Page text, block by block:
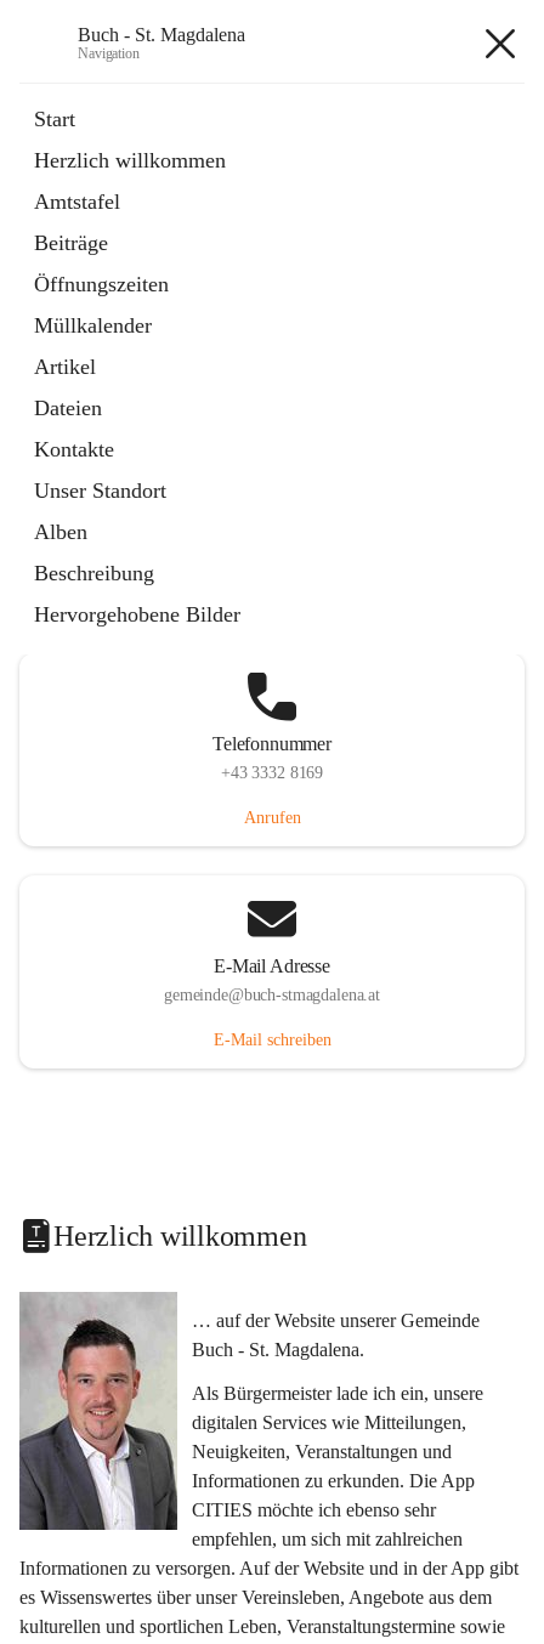
Buch - St. Magdalena
Navigation
Start
Herzlich willkommen
Amtstafel
Beiträge
Öffnungszeiten
Müllkalender
Artikel
Dateien
Kontakte
Unser Standort
Alben
Beschreibung
Hervorgehobene Bilder
11 Schnellzugriffe
Bürgerservice
10 Schnellzugriffe
Telefonnummer
+43 3332 8169
Anrufen
E-Mail Adresse
gemeinde@buch-stmagdalena.at
E-Mail schreiben
Herzlich willkommen
… auf der Website unserer Gemeinde
Buch - St. Magdalena.
Als Bürgermeister lade ich ein, unsere
digitalen Services wie Mitteilungen,
Neuigkeiten, Veranstaltungen und
Informationen zu erkunden. Die App
CITIES möchte ich ebenso sehr
empfehlen, um sich mit zahlreichen
Informationen zu versorgen. Auf der Website und in der App gibt
es Wissenswertes über unser Vereinsleben, Angebote aus dem
kulturellen und sportlichen Leben, Veranstaltungstermine sowie